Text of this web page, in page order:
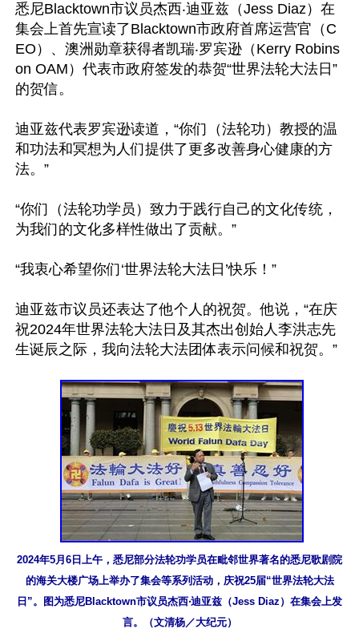
悉尼Blacktown市议员杰西‧迪亚兹（Jess Diaz）在
集会上首先宣读了Blacktown市政府首席运营官（C
EO）、澳洲勋章获得者凯瑞‧罗宾逊（Kerry Robins
on OAM）代表市政府签发的恭贺“世界法轮大法日”
的贺信。
迪亚兹代表罗宾逊读道，“你们（法轮功）教授的温
和功法和冥想为人们提供了更多改善身心健康的方
法。”
“你们（法轮功学员）致力于践行自己的文化传统，
为我们的文化多样性做出了贡献。”
“我衷心希望你们‘世界法轮大法日’快乐！”
迪亚兹市议员还表达了他个人的祝贺。他说，“在庆
祝2024年世界法轮大法日及其杰出创始人李洪志先
生诞辰之际，我向法轮大法团体表示问候和祝贺。”
2024年5月6日上午，悉尼部分法轮功学员在毗邻世界著名的悉尼歌剧院
的海关大楼广场上举办了集会等系列活动，庆祝25届“世界法轮大法
日”。图为悉尼Blacktown市议员杰西‧迪亚兹（Jess Diaz）在集会上发
言。（文清杨／大纪元）